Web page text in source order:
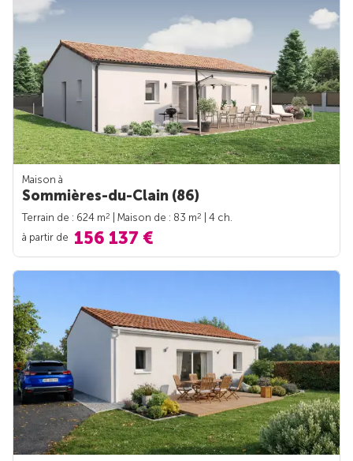
Maison à
Sommières-du-Clain (86)
Terrain de : 624 m2 | Maison de : 83 m2
| 4 ch.
à partir de 156 137 €